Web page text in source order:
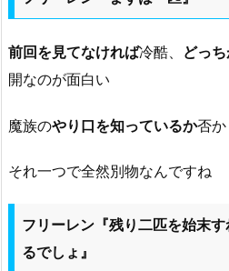
前回を見てなければ冷酷、 どっ
開なのが面白い
魔族のやり口を知っているか否か
それ一つで全然別物なんですね
フリーレン『残り二匹を始末
るでしょ』